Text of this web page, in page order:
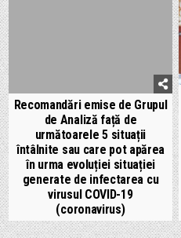
Recomandări emise de Grupul
de Analiză față de
următoarele 5 situații
întâlnite sau care pot apărea
în urma evoluției situației
generate de infectarea cu
virusul COVID-19
(coronavirus)